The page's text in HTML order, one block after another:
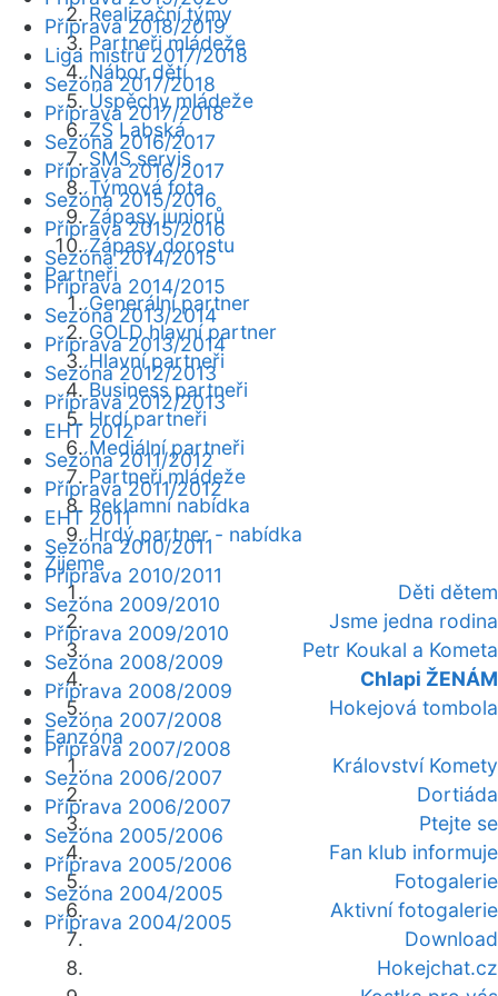
Realizační týmy
Partneři mládeže
Nábor dětí
Úspěchy mládeže
ZŠ Labská
SMS servis
Týmová fota
Zápasy juniorů
Zápasy dorostu
Partneři
Generální partner
GOLD hlavní partner
Hlavní partneři
Business partneři
Hrdí partneři
Mediální partneři
Partneři mládeže
Reklamní nabídka
Hrdý partner - nabídka
Žijeme
Děti dětem
Jsme jedna rodina
Petr Koukal a Kometa
Chlapi ŽENÁM
Hokejová tombola
Fanzóna
Království Komety
Dortiáda
Ptejte se
Fan klub informuje
Fotogalerie
Aktivní fotogalerie
Download
Hokejchat.cz
Příprava 2018/2019
Liga mistrů 2017/2018
Sezóna 2017/2018
Příprava 2017/2018
Sezóna 2016/2017
Příprava 2016/2017
Sezóna 2015/2016
Příprava 2015/2016
Sezóna 2014/2015
Příprava 2014/2015
Sezóna 2013/2014
Příprava 2013/2014
Sezóna 2012/2013
Příprava 2012/2013
EHT 2012
Sezóna 2011/2012
Příprava 2011/2012
EHT 2011
Sezóna 2010/2011
Příprava 2010/2011
Sezóna 2009/2010
Příprava 2009/2010
Sezóna 2008/2009
Příprava 2008/2009
Sezóna 2007/2008
Příprava 2007/2008
Sezóna 2006/2007
Příprava 2006/2007
Sezóna 2005/2006
Příprava 2005/2006
Sezóna 2004/2005
Příprava 2004/2005